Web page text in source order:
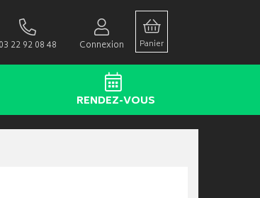
03 22 92 08 48 Connexion Panier
RENDEZ-VOUS